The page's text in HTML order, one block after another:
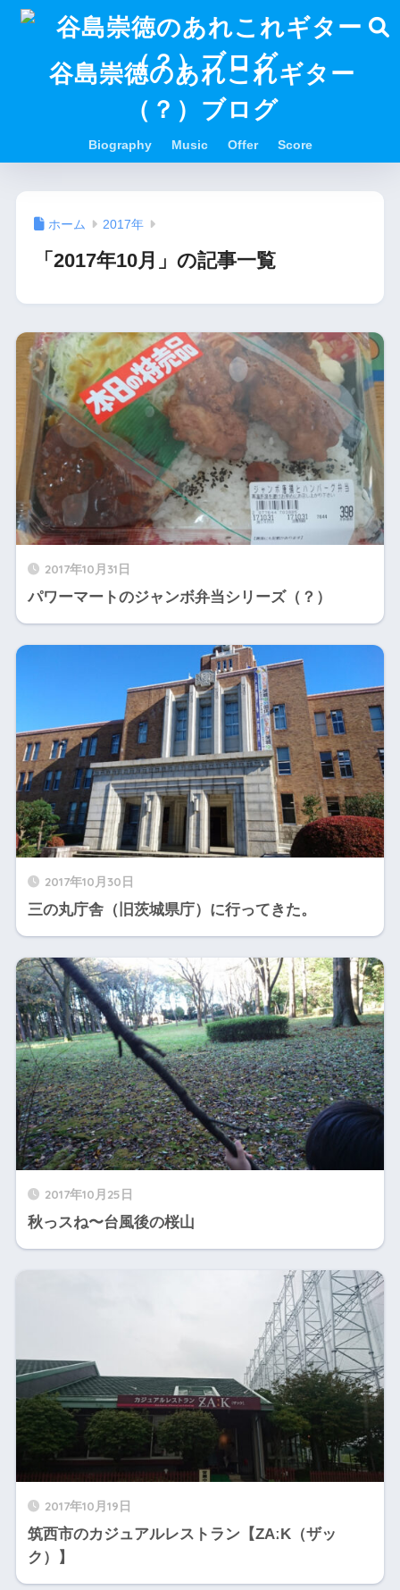
谷島崇徳のあれこれギター
（？）ブログ
Biography Music Offer Score
ホーム 2017年
「2017年10月」の記事一覧
2017年10月31日
パワーマートのジャンボ弁当シリーズ（？）
2017年10月30日
三の丸庁舎（旧茨城県庁）に行ってきた。
2017年10月25日
秋っスね〜台風後の桜山
2017年10月19日
筑西市のカジュアルレストラン【ZAːK（ザッ
ク）】